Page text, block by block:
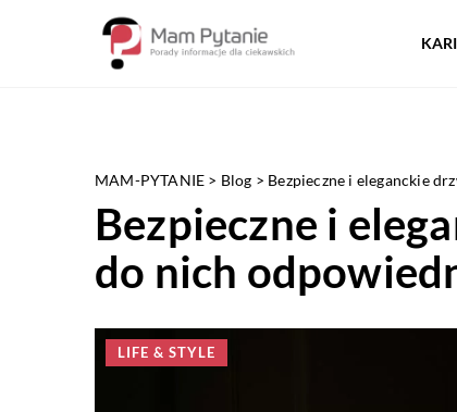
MAM-PYTANIE > Blog > Bezpieczne i eleganckie
Bezpieczne i
do nich
LIFE & STYLE